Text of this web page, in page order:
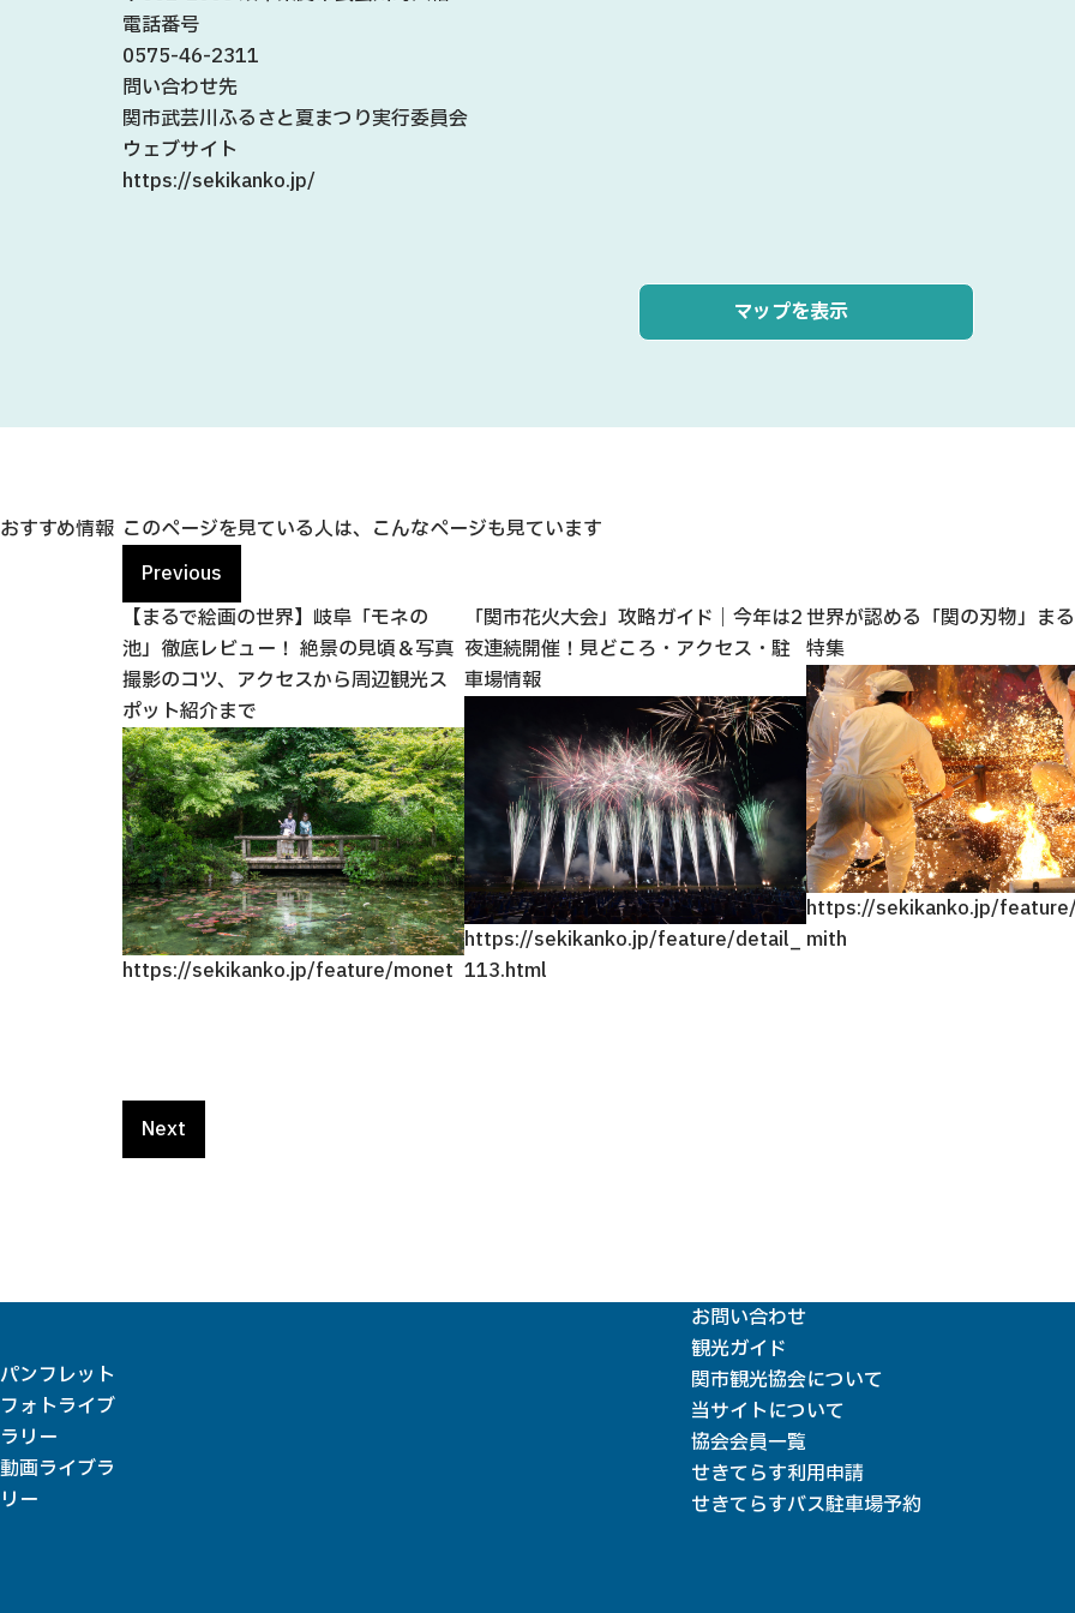
電話番号
0575-46-2311
問い合わせ先
関市武芸川ふるさと夏まつり実行委員会
ウェブサイト
https://sekikanko.jp/
マップを表示
おすすめ情報 このページを見ている人は、こんなページも見ています
Previous
【まるで絵画の世界】岐阜「モネの
池」徹底レビュー！ 絶景の見頃＆写真
撮影のコツ、アクセスから周辺観光ス
ポット紹介まで
https://sekikanko.jp/feature/monet
「関市花火大会」攻略ガイド｜今年は2
夜連続開催！見どころ・アクセス・駐
車場情報
https://sekikanko.jp/feature/detail_
113.html
世界が認める「関の刃物」ま
特集
https://sekikanko.jp/
mith
Next
パンフレット
フォトライブ
ラリー
動画ライブラ
リー
お問い合わせ
観光ガイド
関市観光協会について
当サイトについて
協会会員一覧
せきてらす利用申請
せきてらすバス駐車場予約